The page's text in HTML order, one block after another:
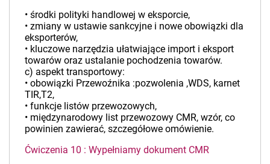
• środki polityki handlowej w eksporcie,
• zmiany w ustawie sankcyjne i nowe obowiązki dla
eksporterów,
• kluczowe narzędzia ułatwiające import i eksport
towarów oraz ustalanie pochodzenia towarów.
c) aspekt transportowy:
• obowiązki Przewoźnika :pozwolenia ,WDS, karnet
TIR,T2,
• funkcje listów przewozowych,
• międzynarodowy list przewozowy CMR, wzór, co
powinien zawierać, szczegółowe omówienie.
Ćwiczenia 10 : Wypełniamy dokument CMR